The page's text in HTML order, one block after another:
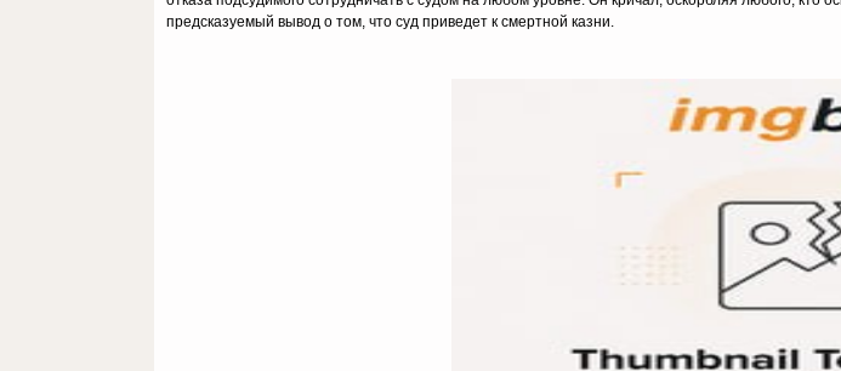
предсказуемый вывод о том, что суд приведет к смертной казни.